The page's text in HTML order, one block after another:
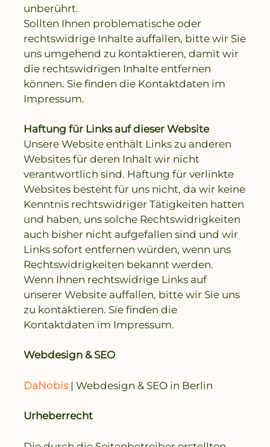
unberührt.
Sollten Ihnen problematische oder
rechtswidrige Inhalte auffallen, bitte wir Sie
uns umgehend zu kontaktieren, damit wir
die rechtswidrigen Inhalte entfernen
können. Sie finden die Kontaktdaten im
Impressum.
Haftung für Links auf dieser Website
Unsere Website enthält Links zu anderen
Websites für deren Inhalt wir nicht
verantwortlich sind. Haftung für verlinkte
Websites besteht für uns nicht, da wir keine
Kenntnis rechtswidriger Tätigkeiten hatten
und haben, uns solche Rechtswidrigkeiten
auch bisher nicht aufgefallen sind und wir
Links sofort entfernen würden, wenn uns
Rechtswidrigkeiten bekannt werden.
Wenn Ihnen rechtswidrige Links auf
unserer Website auffallen, bitte wir Sie uns
zu kontaktieren. Sie finden die
Kontaktdaten im Impressum.
Webdesign & SEO
DaNobis| Webdesign & SEO in Berlin
Urheberrecht